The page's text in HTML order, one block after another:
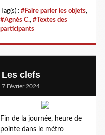
Tag(s) : #Faire parler les objets,
#Agnès C., #Textes des
participants
Les clefs
7 Février 2024
Fin de la journée, heure de
pointe dans le métro